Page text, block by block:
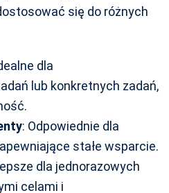
się do różnych
dla
lub konkretnych zadań,
: Odpowiednie dla
stałe wsparcie.
dla jednorazowych
celami i